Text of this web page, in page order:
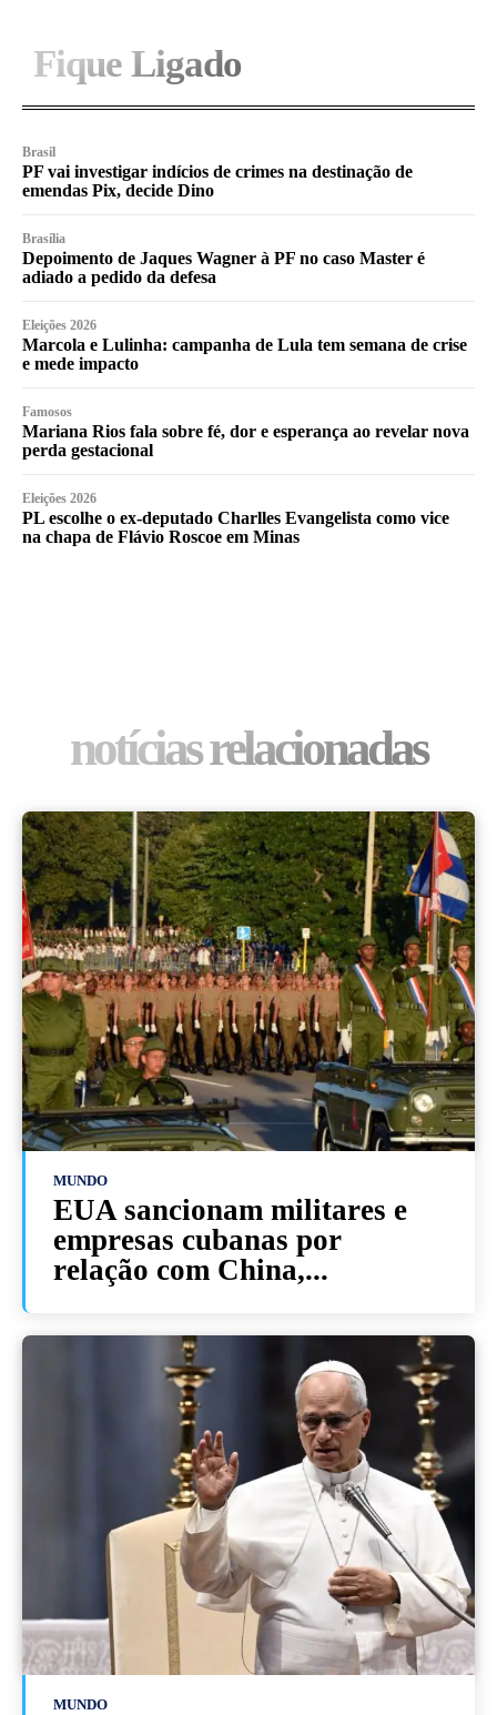
Fique Ligado
Brasil
PF vai investigar indícios de crimes na destinação de
emendas Pix, decide Dino
Brasília
Depoimento de Jaques Wagner à PF no caso Master é
adiado a pedido da defesa
Eleições 2026
Marcola e Lulinha: campanha de Lula tem semana de crise
e mede impacto
Famosos
Mariana Rios fala sobre fé, dor e esperança ao revelar nova
perda gestacional
Eleições 2026
PL escolhe o ex-deputado Charlles Evangelista como vice
na chapa de Flávio Roscoe em Minas
notícias relacionadas
MUNDO
EUA sancionam militares e
empresas cubanas por
relação com China,...
MUNDO